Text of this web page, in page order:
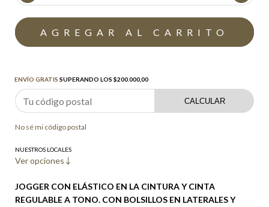
ENVÍO GRATIS SUPERANDO LOS $200.000,00
CALCULAR
No sé mi código postal
NUESTROS LOCALES
Ver opciones
JOGGER CON ELÁSTICO EN LA CINTURA Y CINTA
REGULABLE A TONO. CON BOLSILLOS EN LATERALES Y